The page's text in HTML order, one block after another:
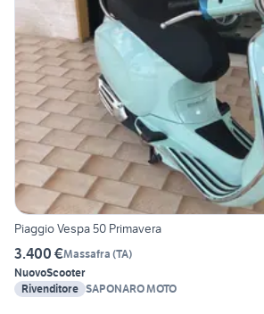
Piaggio Vespa 50 Primavera
3.400 €Massafra (TA)
NuovoScooter
Rivenditore SAPONARO MOTO